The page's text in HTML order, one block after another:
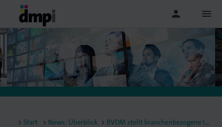
person menu
Start News: Überblick
BVDM stellt branchenbezogene Inhalte für die freiwillige Nachhaltigkeitsberichterstattung auf der DNK-Plattform bereit